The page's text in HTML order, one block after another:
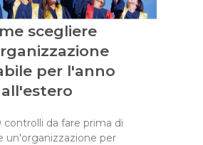
scegliere
per l'anno
all'estero
controlli da fare prima di
un'organizzazione per